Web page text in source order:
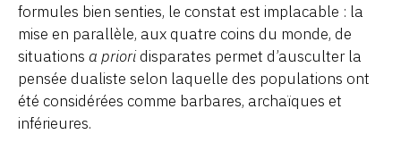
formules bien senties, le constat est implacable : la
mise en parallèle, aux quatre coins du monde, de
situations a prioridisparates permet d’ausculter la
pensée dualiste selon laquelle des populations ont
été considérées comme barbares, archaïques et
inférieures.